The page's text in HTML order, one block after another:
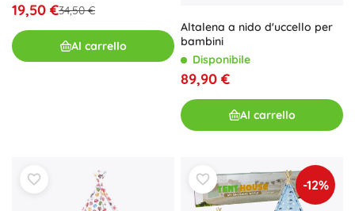
19,50 €34,50 €
Al carrello
Altalena a nido d'uccello per
bambini
Disponibile
89,90 €
Al carrello
-12%